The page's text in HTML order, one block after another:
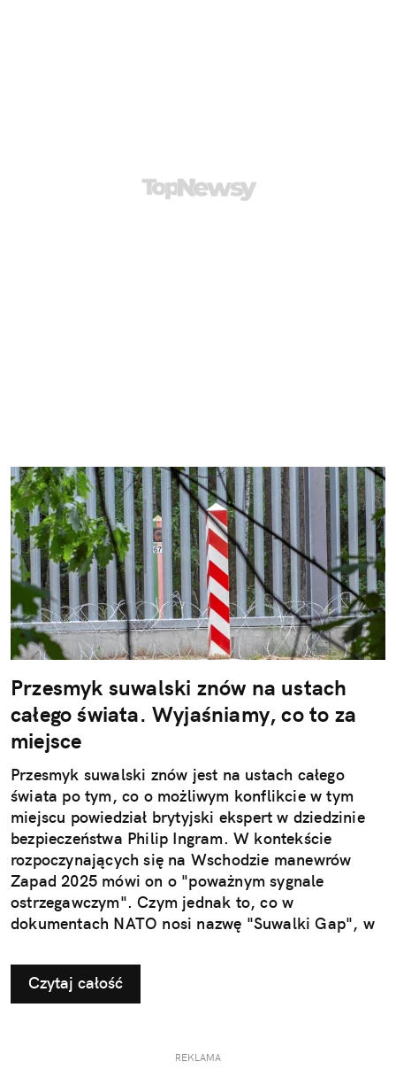
Przesmyk suwalski znów na ustach
całego świata. Wyjaśniamy, co to za
miejsce
Przesmyk suwalski znów jest na ustach całego
świata po tym, co o możliwym konflikcie w tym
miejscu powiedział brytyjski ekspert w dziedzinie
bezpieczeństwa Philip Ingram. W kontekście
rozpoczynających się na Wschodzie manewrów
Zapad 2025 mówi on o "poważnym sygnale
ostrzegawczym". Czym jednak to, co w
dokumentach NATO nosi nazwę "Suwalki Gap", w
Czytaj całość
REKLAMA